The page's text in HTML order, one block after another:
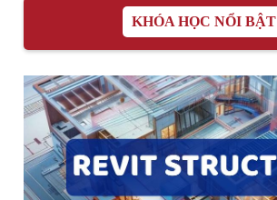
KHÓA HỌC NỔI BẬT